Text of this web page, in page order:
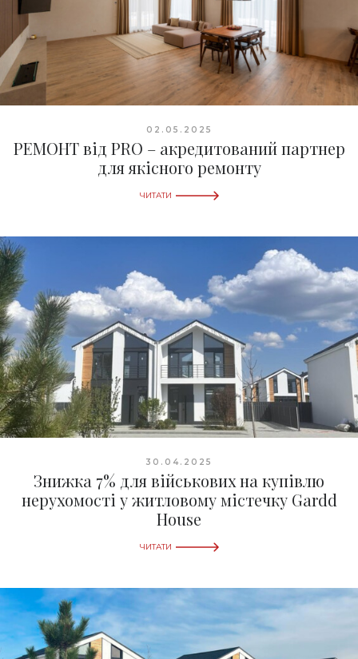
02.05.2025
РЕМОНТ від PRO – акредитований партнер
для якісного ремонту
ЧИТАТИ
30.04.2025
Знижка 7% для військових на купівлю
нерухомості у житловому містечку Gardd
House
ЧИТАТИ